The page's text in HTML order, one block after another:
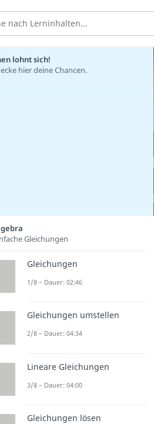
lohnt sich!
hier deine Chancen.
Gleichungen
Gleichungen
1/8 – Dauer: 02:46
Gleichungen umstellen
2/8 – Dauer: 04:34
Lineare Gleichungen
3/8 – Dauer: 04:00
Gleichungen lösen